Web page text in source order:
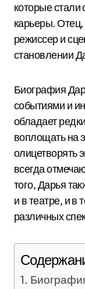
которые стали
карьеры.
режиссер и
становлении
Биография
событиями и
обладает
воплощать на
олицетворять
всегда
того, Дарья
и в театре, и в
различных